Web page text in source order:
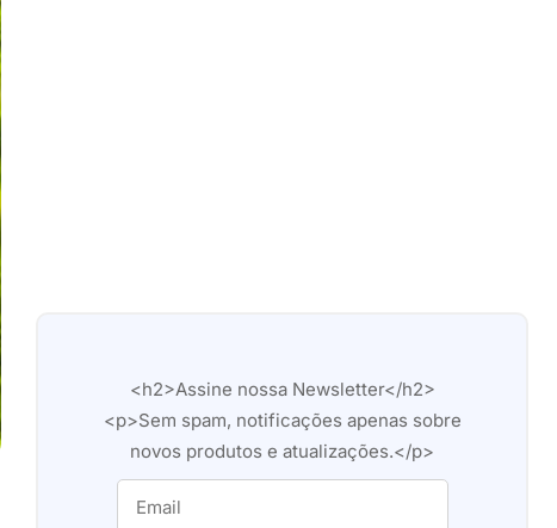
<h2>Assine nossa Newsletter</h2>
<p>Sem spam, notificações apenas sobre
novos produtos e atualizações.</p>